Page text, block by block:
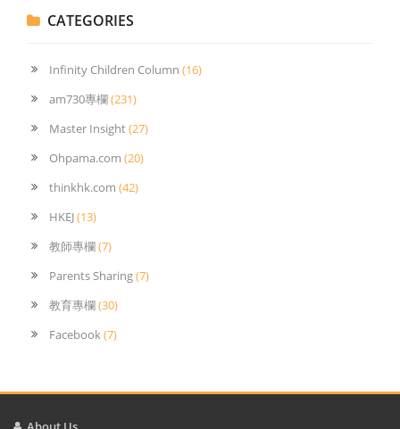
CATEGORIES
Infinity Children Column (16)
am730專欄(231)
Master Insight(27)
Ohpama.com (20)
thinkhk.com (42)
HKEJ(13)
教師專欄(7)
Parents Sharing(7)
教育專欄(30)
Facebook(7)